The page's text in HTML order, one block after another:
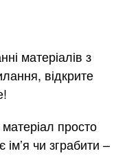
матеріалів з
відкрите
просто
чи зграбити –